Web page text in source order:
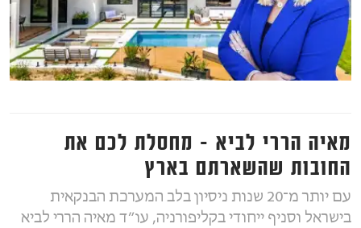
מאיה הררי לביא - מחסלת לכם את
החובות שהשארתם בארץ
עם יותר מ־20 שנות ניסיון בלב המערכת הבנקאית
בישראל וסניף ייחודי בקליפורניה, עו״ד מאיה הררי לביא